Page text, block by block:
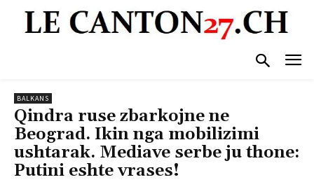
BALKANS
Qindra ruse zbarkojne ne
Beograd. Ikin nga mobilizimi
ushtarak. Mediave serbe ju thone:
Putini eshte vrases!